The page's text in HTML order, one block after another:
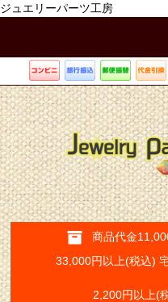
ジュエリーパーツ工房
商品代金
33,000円以上(税込)
2,200円以上(